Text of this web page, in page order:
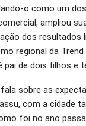
o como um
ampliou
dos resultados
regional da
pai de dois filhos e
sobre as
com a cidade
foi no ano